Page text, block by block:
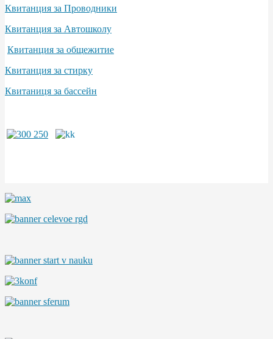
Квитанция за Проводники
Квитанция за Автошколу
Квитанция за общежитие
Квитанция за стирку
Квитаниця за бассейн